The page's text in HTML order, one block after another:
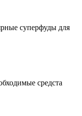
суперфуды для
средста